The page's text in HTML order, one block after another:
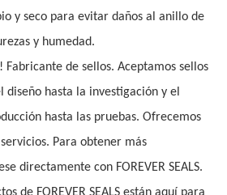
y seco para evitar daños al anillo de
y humedad.
Fabricante de sellos. Aceptamos sellos
diseño hasta la investigación y el
hasta las pruebas. Ofrecemos
Para obtener más
directamente con FOREVER SEALS.